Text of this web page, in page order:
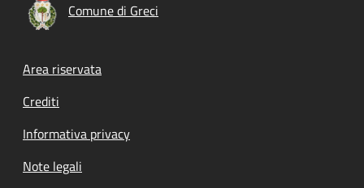
Comune di Greci
Footer menu
Area riservata
Crediti
Informativa privacy
Note legali